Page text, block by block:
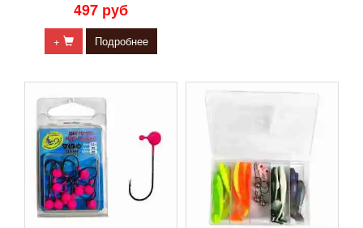
497 руб
+ Подробнее